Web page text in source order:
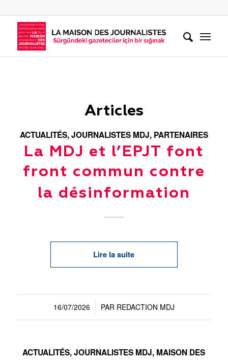
Articles
ACTUALITÉS,JOURNALISTES MDJ, PARTENAIRES
La MDJ et l’EPJT font
front commun contre
la désinformation
Lire la suite
16/07/2026
/ PAR REDACTION MDJ
ACTUALITÉS,JOURNALISTES MDJ, MAISON DES